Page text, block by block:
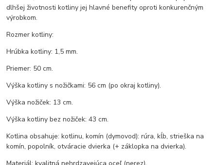
dlhšej životnosti kotliny jej hlavné benefity oproti konkurenčným
výrobkom.
Rozmer kotliny:
Hrúbka kotliny: 1,5 mm.
Priemer: 50 cm.
Výška kotliny s nožičkami: 56 cm (po okraj kotliny).
Výška nožiček: 13 cm.
Výška kotliny bez nožiček: 43 cm.
Kotlina obsahuje: kotlinu, komín (dymovod): rúra, kĺb, strieška na
komín, popolník, otváracie dvierka (+ záklopka na dvierka).